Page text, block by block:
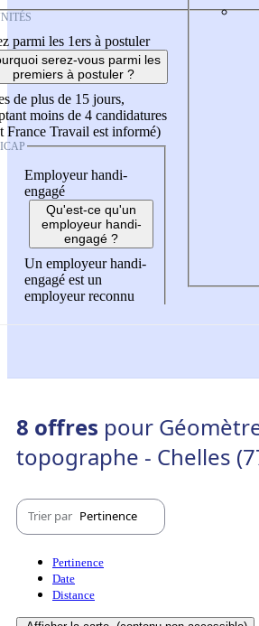
parmi les 1ers à postuler
serez-vous parmi les
premiers à postuler ?
de plus de 15 jours,
moins de 4 candidatures
France Travail est informé)
Employeur handi-
engagé
Qu'est-ce qu'un
employeur handi-
engagé ?
Un employeur handi-
engagé est un
employeur reconnu
8 offres pour
topographe - Chelles
Trier par Pertinence
Pertinence
Date
Distance